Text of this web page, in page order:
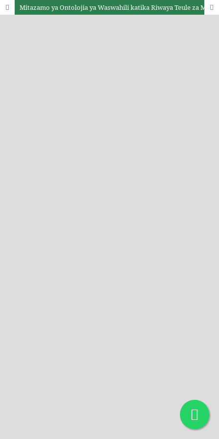
Mitazamo ya Ontolojia ya Waswahili katika Riwaya Teule za Muhammed Said Abdulla